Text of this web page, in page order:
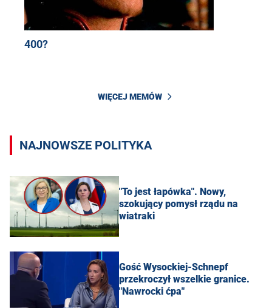
400?
WIĘCEJ MEMÓW
NAJNOWSZE POLITYKA
"To jest łapówka". Nowy,
szokujący pomysł rządu na
wiatraki
Gość Wysockiej-Schnepf
przekroczył wszelkie granice.
"Nawrocki ćpa"